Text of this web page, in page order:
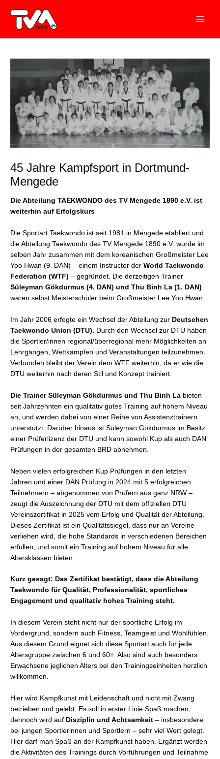
Inhalt
springen
45 Jahre Kampfsport in Dortmund-
Mengede
Die Abteilung TAEKWONDO des TV Mengede 1890 e.V. ist
weiterhin auf Erfolgskurs
Die Sportart Taekwondo ist seit 1981 in Mengede etabliert und
die Abteilung Taekwondo des TV Mengede 1890 e.V. wurde im
selben Jahr zusammen mit dem koreanischen Großmeister Lee
Yoo Hwan (9. DAN) – einem Instructor derWorld Taekwondo
Federation (WTF) – gegründet. Die derzeitigen Trainer
Süleyman Gökdurmus (4. DAN) und Thu Binh La (1. DAN)
waren selbst Meisterschüler beim Großmeister Lee Yoo Hwan.
Im Jahr 2006 erfogte ein Wechsel der Abteilung zur Deutschen
Taekwondo Union (DTU). Durch den Wechsel zur DTU haben
die Sportler/innen regional/überregional mehr Möglichkeiten an
Lehrgängen, Wettkämpfen und Veranstaltungen teilzunehmen.
Verbunden bleibt der Verein dem WTF weiterhin, da er wie die
DTU weiterhin nach deren Stil und Konzept trainiert.
Die TrainerSüleyman Gökdurmus und Thu Binh La bieten
seit Jahrzehnten ein qualitativ gutes Training auf hohem Niveau
an, und werden dabei von einer Reihe von Assistenztrainern
unterstützt. Darüber hinaus ist Süleyman Gökdurmus im Besitz
einer Prüferlizenz der DTU und kann sowohl Kup als auch DAN
Prüfungen in der gesamten BRD abnehmen.
Neben vielen erfolgreichen Kup Prüfungen in den letzten
Jahren und einer DAN Prüfung in 2024 mit 5 erfolgreichen
Teilnehmern – abgenommen von Prüfern aus ganz NRW –
zeugt die Auszeichnung der DTU mit dem offiziellen DTU
Vereinszertifikat in 2025 vom Erfolg und Qualität der Abteilung.
Dieses Zertifikat ist ein Qualitätssiegel, dass nur an Vereine
verliehen wird, die hohe Standards in verschiedenen Bereichen
erfüllen, und somit ein Training auf hohem Niveau für alle
Altersklassen bieten.
Kurz gesagt: Das Zertifikat bestätigt, dass die Abteilung
Taekwondo für Qualität, Professionalität, sportliches
Engagement und qualitativ hohes Training steht.
In diesem Verein steht nicht nur der sportliche Erfolg im
Vordergrund, sondern auch Fitness, Teamgeist und Wohlfühlen.
Aus diesem Grund eignet sich diese Sportart auch für jede
Altersgruppe zwischen 6 und 60+. Also sind auch besonders
Erwachsene jeglichen Alters bei den Trainingseinheiten herzlich
willkommen.
Hier wird Kampfkunst mit Leidenschaft und nicht mit Zwang
betrieben und gelebt. Es soll in erster Linie Spaß machen,
dennoch wird auf Disziplin und Achtsamkeit – insbesondere
bei jungen Sportlerinnen und Sportlern – sehr viel Wert gelegt.
Hier darf man Spaß an der Kampfkunst haben. Ergänzt werden
die Aktivitäten des Trainings durch Vorführungen und Teilnahme